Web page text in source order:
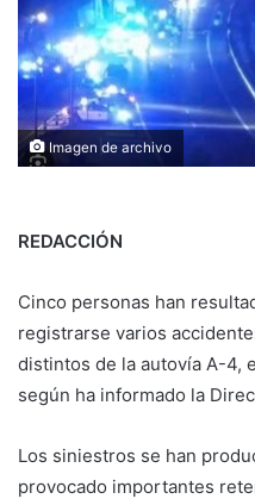
Imagen de archivo
REDACCIÓN
Cinco personas han
registrarse varios
distintos de la autovía A-4,
según ha informado la
Los siniestros se han
provocado importantes